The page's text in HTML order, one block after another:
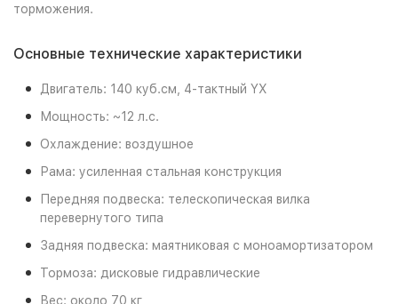
торможения.
Основные технические характеристики
Двигатель: 140 куб.см, 4-тактный YX
Мощность: ~12 л.с.
Охлаждение: воздушное
Рама: усиленная стальная конструкция
Передняя подвеска: телескопическая вилка
перевернутого типа
Задняя подвеска: маятниковая с моноамортизатором
Тормоза: дисковые гидравлические
Вес: около 70 кг